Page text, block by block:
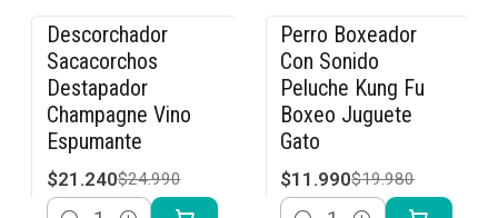
-15% OFF
Descorchador
Sacacorchos
Destapador
Champagne Vino
Espumante
$21.240$24.990
-40% OFF
Perro Boxeador
Con Sonido
Peluche Kung Fu
Boxeo Juguete
Gato
$11.990$19.980